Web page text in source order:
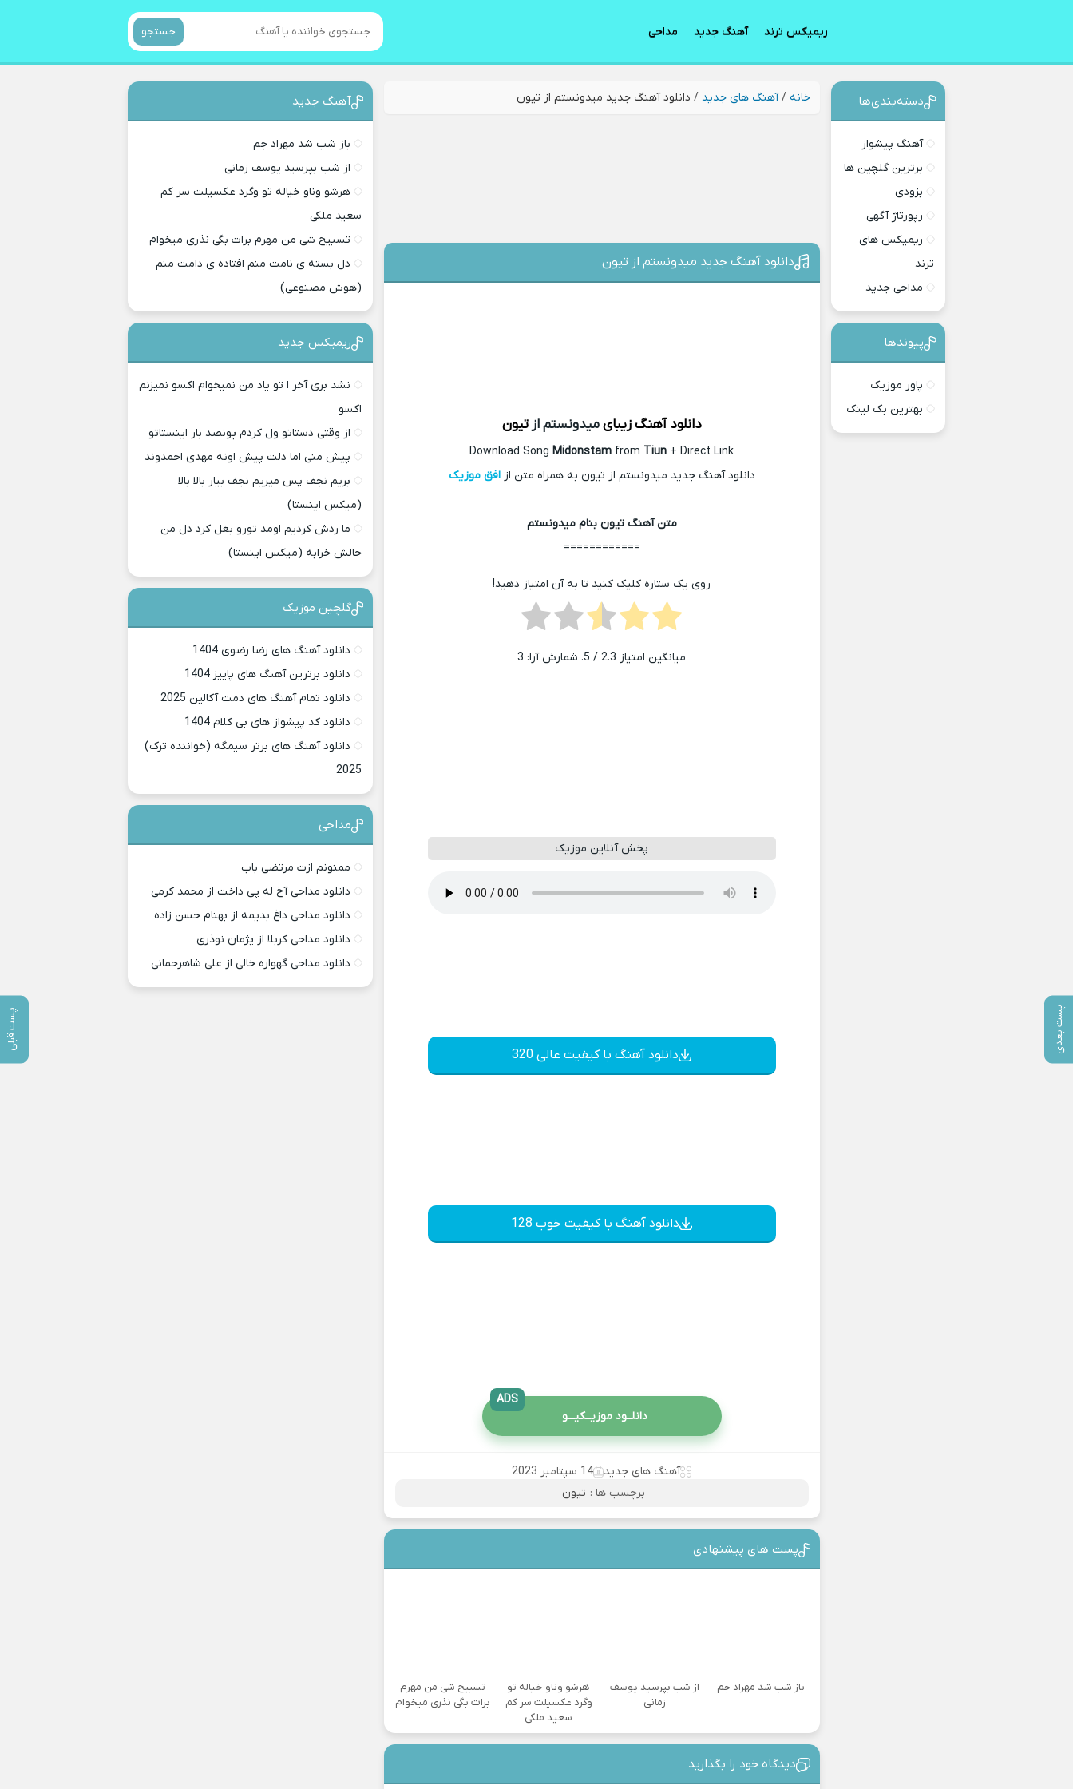
ریمیکس ترند آهنگ جدید مداحی جستجو
خانه /آهنگ های جدید / دانلود آهنگ جدید میدونستم از تیون
پست بعدی پست قبلی
دانلود آهنگ جدید میدونستم از تیون
دانلود آهنگ زیبایمیدونستم ازتیون
Download SongMidonstam from Tiun + Direct Link
دانلود آهنگ جدید میدونستم از تیون به همراه متن ازافق موزیک
متن آهنگ تیون بنام میدونستم
============
روی یک ستاره کلیک کنید تا به آن امتیاز دهید!
میانگین امتیاز 2.3/ 5. شمارش آرا: 3
پخش آنلاین موزیک
دانلود آهنگ با کیفیت عالی 320
دانلود آهنگ با کیفیت خوب 128
دانلــود موزیــکیـــو
ADS
آهنگ های جدید
14 سپتامبر 2023
برچسب ها : تیون
پست های پیشنهادی
باز شب شد مهراد جم
از شب بپرسید یوسف
زمانی
هرشو وناو خیاله تو
وگرد عکسیلت سر کم
سعید ملکی
تسبیح شی من مهرم
برات بگی نذری میخوام
دیدگاه خود را بگذارید
دسته‌بندی‎‌‌ها
آهنگ پیشواز
برترین گلچین ها
بزودی
رپورتاژ آگهی
ریمیکس های
ترند
مداحی جدید
پیوندها
پاور موزیک
بهترین بک لینک
آهنگ جدید
باز شب شد مهراد جم
از شب بپرسید یوسف زمانی
هرشو وناو خیاله تو وگرد عکسیلت سر کم
سعید ملکی
تسبیح شی من مهرم برات بگی نذری میخوام
دل بسته ی نامت منم افتاده ی دامت منم
(هوش مصنوعی)
ریمیکس جدید
نشد بری آخر ا تو یاد من نمیخوام اکسو نمیزنم
اکسو
از وقتی دستاتو ول کردم پونصد بار اینستاتو
پیش منی اما دلت پیش اونه مهدی احمدوند
بریم نجف پس میریم نجف بیار بالا بالا
(میکس اینستا)
ما ردش کردیم اومد تورو بغل کرد دل من
حالش خرابه (میکس اینستا)
گلچین موزیک
دانلود آهنگ های رضا رضوی 1404
دانلود برترین آهنگ های پاییز 1404
دانلود تمام آهنگ های دمت آکالین 2025
دانلود کد پیشواز های بی کلام 1404
دانلود آهنگ های برتر سیمگه (خواننده ترک)
2025
مداحی
ممنونم ازت مرتضی باب
دانلود مداحی آخ له پی داخت از محمد کرمی
دانلود مداحی داغ بدیمه از بهنام حسن زاده
دانلود مداحی کربلا از پژمان نوذری
دانلود مداحی گهواره خالی از علی شاهرحمانی